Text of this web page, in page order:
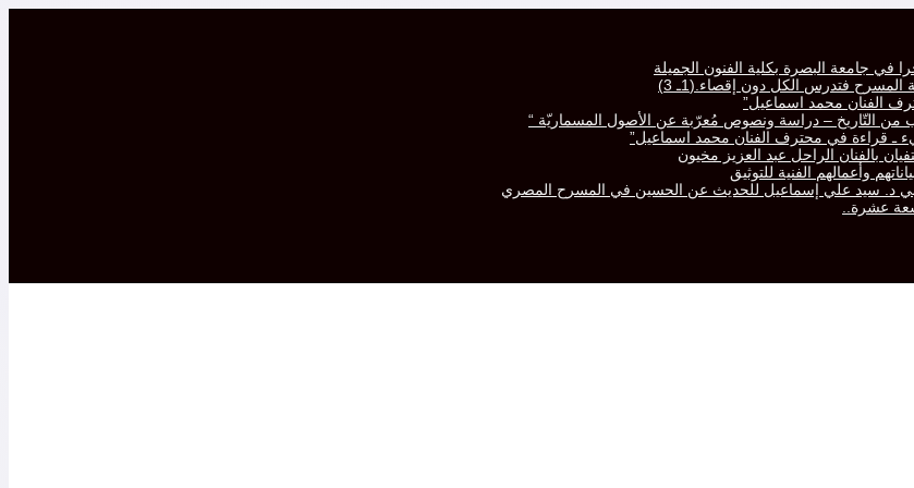
جامعة البصرة بكلية الفنون الجميلة
فتدرس الكل دون إقصاء.(1ـ 3)
الفنان محمد اسماعيل”
من التّاريخ – دراسة ونصوص مُعرّبة عن الأصول المسماريّة “
ـ قراءة في محترف الفنان محمد اسماعيل”
بالفنان الراحل عبد العزيز مخيون
وأعمالهم الفنية للتوثيق
د. سيد علي إسماعيل للحديث عن الحسين في المسرح المصري